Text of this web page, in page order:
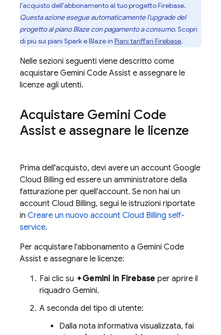
l'acquisto dell'abbonamento al tuo progetto Firebase.
Questa azione esegue automaticamente l'upgrade del
progetto al piano Blaze con pagamento a consumo.Scopri
di più sui piani Spark e Blaze in Piani tariffari Firebase.
Nelle sezioni seguenti viene descritto come
acquistare Gemini Code Assist e assegnare le
licenze agli utenti.
Acquistare Gemini Code
Assist e assegnare le licenze
Prima dell'acquisto, devi avere un account Google
Cloud Billing ed essere un amministratore della
fatturazione per quell'account. Se non hai un
account Cloud Billing, segui le istruzioni riportate
in Creare un nuovo account Cloud Billing self-
service.
Per acquistare l'abbonamento a Gemini Code
Assist e assegnare le licenze:
Fai clic su ✦Gemini in Firebase per aprire il
riquadro Gemini.
A seconda del tipo di utente:
Dalla nota informativa visualizzata, fai